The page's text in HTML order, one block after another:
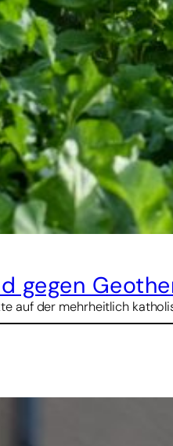
gegen
auf der mehrheitlich